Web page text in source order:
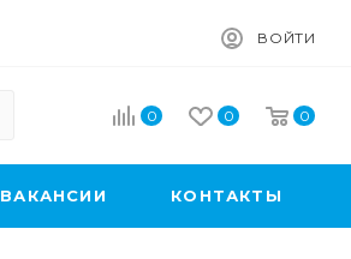
ВОЙТИ
0 0 0
ВАКАНСИИ КОНТАКТЫ